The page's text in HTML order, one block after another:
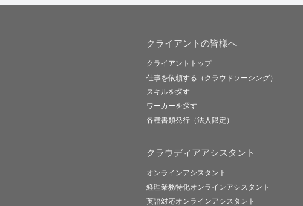
クライアントの皆様へ
クライアントトップ
仕事を依頼する（クラウドソーシング）
スキルを探す
ワーカーを探す
各種書類発行（法人限定）
クラウディアアシスタント
オンラインアシスタント
経理業務特化オンラインアシスタント
英語対応オンラインアシスタント